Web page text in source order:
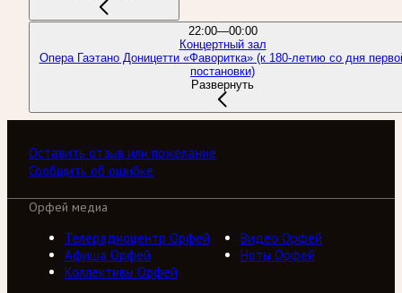
22:00—00:00
Концертный зал
Опера Гаэтано Доницетти «Фаворитка» (к 180-летию со дня
постановки)
Развернуть
Оставить отзыв или пожелание
Сообщить об ошибке
Орфей медиа
Телерадиоцентр Орфей
Видео Орфей
Афиша Орфей
Ноты Орфей
Коллективы Орфей